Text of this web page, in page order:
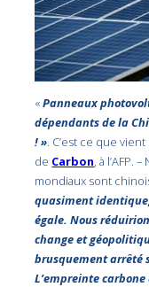
«Panneaux
dépendants de la
! ». C’est ce que
de Carbon, à l’AFP.
mondiaux sont
quasiment
égale. Nous
change et
brusquement arrêté
L’empreinte